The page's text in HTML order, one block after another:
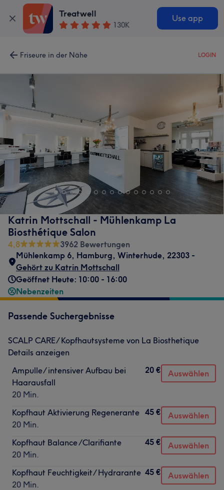
Treatwell
130K
Use app
Friseure in der Nähe LOGIN
Katrin Mottschall - Mühlenkamp La
Biosthétique Salon
4,8
3962 Bewertungen
Mühlenkamp 6, Hamburg, Winterhude, 22303 -
Gehört zu Katrin Mottschall
Geöffnet Heute: 10:00 - 16:00
Nebenzeiten
Passende Suchergebnisse
SCALP CARE/ Kopfhautsysteme von La Biosthetique
Details anzeigen
Ampulle/ intensiver Aufbau bei
Haarausfall
20 Min.
20 € Auswählen
Kopfhaut Aktivierung Regenerante
20 Min.
45 € Auswählen
Kopfhaut Balance /Clarifiante
20 Min.
45 € Auswählen
Kopfhaut Feuchtigkeit/ Hydrarante
20 Min.
45 € Auswählen